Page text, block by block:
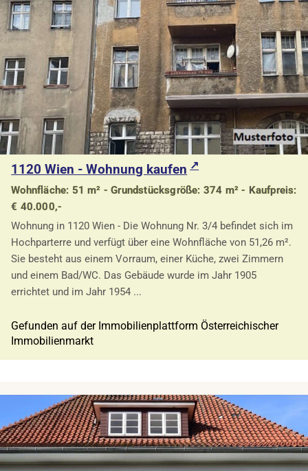
1120 Wien - Wohnung kaufen
Wohnfläche: 51 m² - Grundstücksgröße: 374 m² - Kaufpreis:
€ 40.000,-
Wohnung in 1120 Wien - Die Wohnung Nr. 3/4 befindet sich im
Hochparterre und verfügt über eine Wohnfläche von 51,26 m².
Sie besteht aus einem Vorraum, einer Küche, zwei Zimmern
und einem Bad/WC. Das Gebäude wurde im Jahr 1905
errichtet und im Jahr 1954 ...
Gefunden auf der Immobilienplattform Österreichischer
Immobilienmarkt